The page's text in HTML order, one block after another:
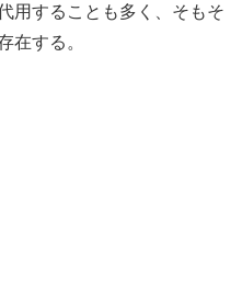
用することも多く、そもそ
在する。